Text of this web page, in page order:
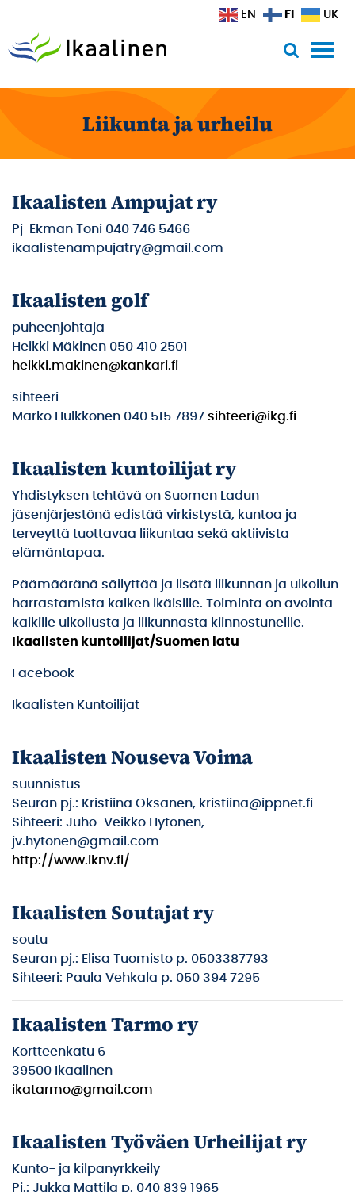
Liikunta ja urheilu
Ikaalisten Ampujat ry
Pj Ekman Toni 040 746 5466
ikaalistenampujatry@gmail.com
Ikaalisten golf
puheenjohtaja
Heikki Mäkinen 050 410 2501
heikki.makinen@kankari.fi
sihteeri
Marko Hulkkonen 040 515 7897 sihteeri@ikg.fi
Ikaalisten kuntoilijat ry
Yhdistyksen tehtävä on Suomen Ladun
jäsenjärjestönä edistää virkistystä, kuntoa ja
terveyttä tuottavaa liikuntaa sekä aktiivista
elämäntapaa.
Päämääränä säilyttää ja lisätä liikunnan ja ulkoilun
harrastamista kaiken ikäisille. Toiminta on avointa
kaikille ulkoilusta ja liikunnasta kiinnostuneille.
Ikaalisten kuntoilijat/Suomen latu
Facebook
Ikaalisten Kuntoilijat
Ikaalisten Nouseva Voima
suunnistus
Seuran pj.: Kristiina Oksanen, kristiina@ippnet.fi
Sihteeri: Juho-Veikko Hytönen,
jv.hytonen@gmail.com
http://www.iknv.fi/
Ikaalisten Soutajat ry
soutu
Seuran pj.: Elisa Tuomisto p. 0503387793
Sihteeri: Paula Vehkala p. 050 394 7295
Ikaalisten Tarmo ry
Kortteenkatu 6
39500 Ikaalinen
ikatarmo@gmail.com
Ikaalisten Työväen Urheilijat ry
Kunto- ja kilpanyrkkeily
Pj.: Jukka Mattila p. 040 839 1965
EN FI UK